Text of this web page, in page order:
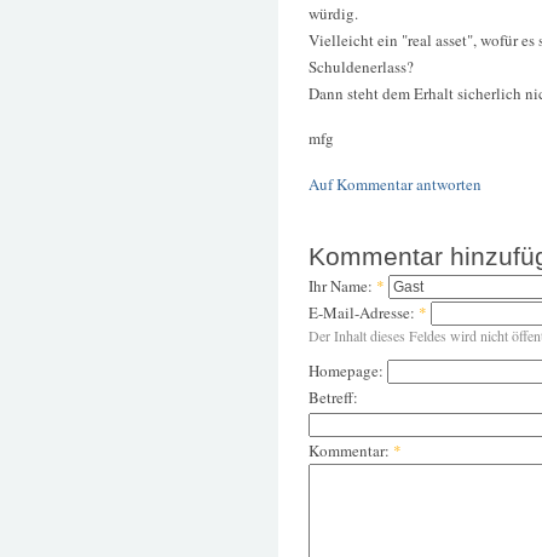
würdig.
Vielleicht ein "real asset", wofür
Schuldenerlass?
Dann steht dem Erhalt sicherlich
mfg
Auf Kommentar antworten
Kommentar
Ihr Name: *
E-Mail-Adresse: *
Der Inhalt dieses Feldes wird nicht
Homepage:
Betreff:
Kommentar: *